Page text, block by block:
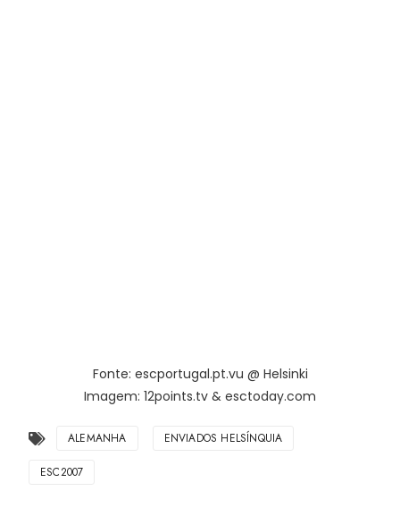
Fonte: escportugal.pt.vu @ Helsinki
Imagem: 12points.tv & esctoday.com
ALEMANHA ENVIADOS HELSÍNQUIA
ESC2007